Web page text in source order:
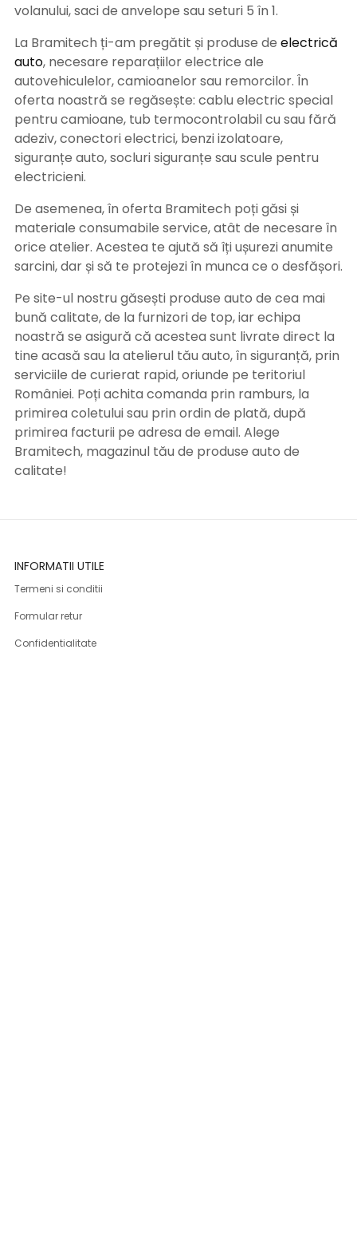
volanului, saci de anvelope sau seturi 5 în 1.
La Bramitech ți-am pregătit și produse de electrică
auto, necesare reparațiilor electrice ale
autovehiculelor, camioanelor sau remorcilor. În
oferta noastră se regăsește: cablu electric special
pentru camioane, tub termocontrolabil cu sau fără
adeziv, conectori electrici, benzi izolatoare,
siguranțe auto, socluri siguranțe sau scule pentru
electricieni.
De asemenea, în oferta Bramitech poți găsi și
materiale consumabile service, atât de necesare în
orice atelier. Acestea te ajută să îți ușurezi anumite
sarcini, dar și să te protejezi în munca ce o desfășori.
Pe site-ul nostru găsești produse auto de cea mai
bună calitate, de la furnizori de top, iar echipa
noastră se asigură că acestea sunt livrate direct la
tine acasă sau la atelierul tău auto, în siguranță, prin
serviciile de curierat rapid, oriunde pe teritoriul
României. Poți achita comanda prin ramburs, la
primirea coletului sau prin ordin de plată, după
primirea facturii pe adresa de email. Alege
Bramitech, magazinul tău de produse auto de
calitate!
INFORMATII UTILE
Termeni si conditii
Formular retur
Confidentialitate